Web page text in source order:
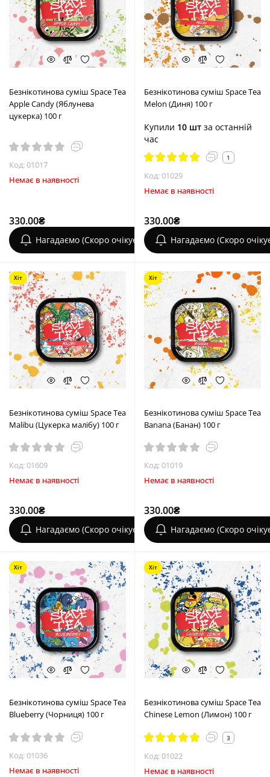
Безнікотинова суміш Space Tea
Apple Candy (Яблунева
цукерка) 100 г
Код: 01017
Немає в наявності
330.00₴
Нагадаємо (Скоро очікується)
Безнікотинова суміш Space Tea
Melon (Диня) 100 г
Купили 10 шт за останній
час
1
Код: 01029
Немає в наявності
330.00₴
Нагадаємо (Скоро
Хіт
Безнікотинова суміш Space Tea
Malibu (Цукерка малібу) 100 г
Код: 01609
Немає в наявності
330.00₴
Нагадаємо (Скоро очікується)
Хіт
Безнікотинова суміш Space Tea
Banana (Банан) 100 г
Код: 01019
Немає в наявності
330.00₴
Нагадаємо (Скоро
Хіт
Безнікотинова суміш Space Tea
Blueberry (Чорниця) 100 г
Код: 01036
Немає в наявності
Хіт
Безнікотинова суміш Space Tea
Chinese Lemon (Лимон) 100 г
3
Код: 01022
Немає в наявності